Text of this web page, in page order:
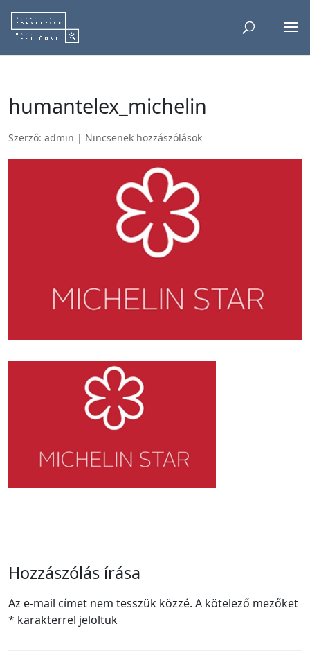
humantelex_michelin
Szerző: admin | Nincsenek hozzászólások
Hozzászólás írása
Az e-mail címet nem tesszük közzé. A kötelező mezőket
* karakterrel jelöltük